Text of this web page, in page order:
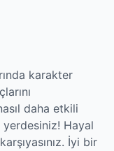
karakter
daha etkili
Hayal
İyi bir